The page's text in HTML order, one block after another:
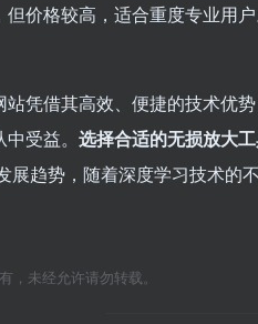
价格较高，适合重度专业用
站凭借其高效、便捷的技术优
受益。 选择合适的无损放大
展趋势，随着深度学习技术的
，未经允许请勿转载。